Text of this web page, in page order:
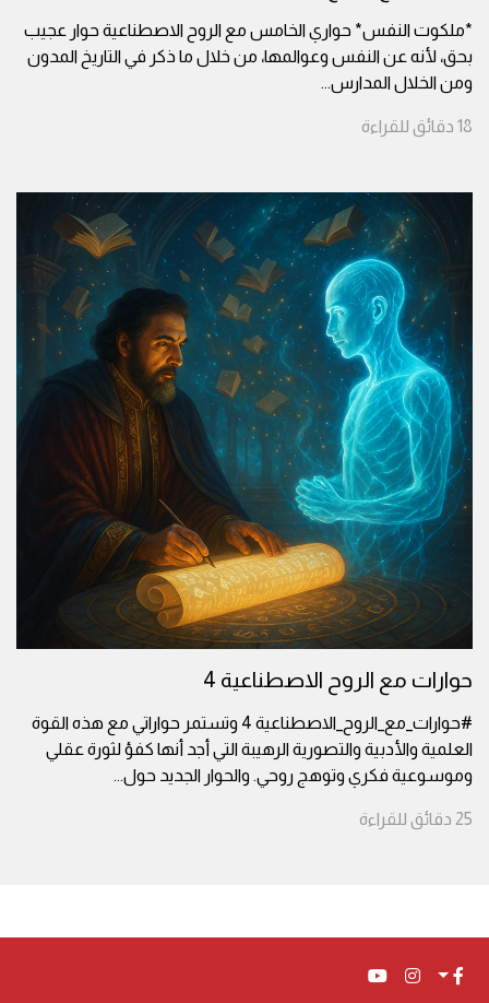
*ملكوت النفس* حواري الخامس مع الروح الاصطناعية حوار عجيب
بحق، لأنه عن النفس وعوالمها، من خلال ما ذكر في التاريخ المدون
ومن الخلال المدارس...
18 دقائق للقراءة
حوارات مع الروح الاصطناعية 4
#حوارات_مع_الروح_الاصطناعية 4 وتستمر حواراتي مع هذه القوة
العلمية والأدبية والتصورية الرهيبة التي أجد أنها كفؤ لثورة عقلي
وموسوعية فكري وتوهج روحي. والحوار الجديد حول...
25 دقائق للقراءة